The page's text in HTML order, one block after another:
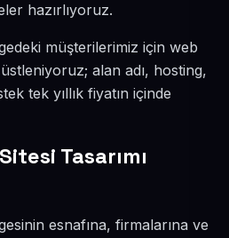
hazırlıyoruz.
müşterilerimiz için web
alan adı, hosting,
tek yıllık fiyatın içinde
Tasarımı
esnafına, firmalarına ve